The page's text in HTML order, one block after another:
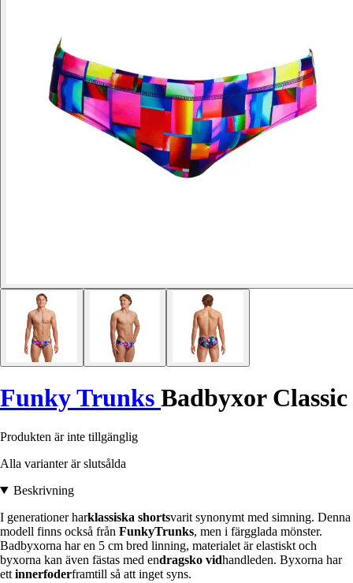
Funky Trunks Badbyxor Classic
Produkten är inte tillgänglig
Alla varianter är slutsålda
Beskrivning
I generationer harklassiska shortsvarit synonymt med simning. Denna
modell finns också från FunkyTrunks, men i färgglada mönster.
Badbyxorna har en 5 cm bred linning, materialet är elastiskt och
byxorna kan även fästas med endragsko vidhandleden. Byxorna har
ett innerfoderframtill så att inget syns.